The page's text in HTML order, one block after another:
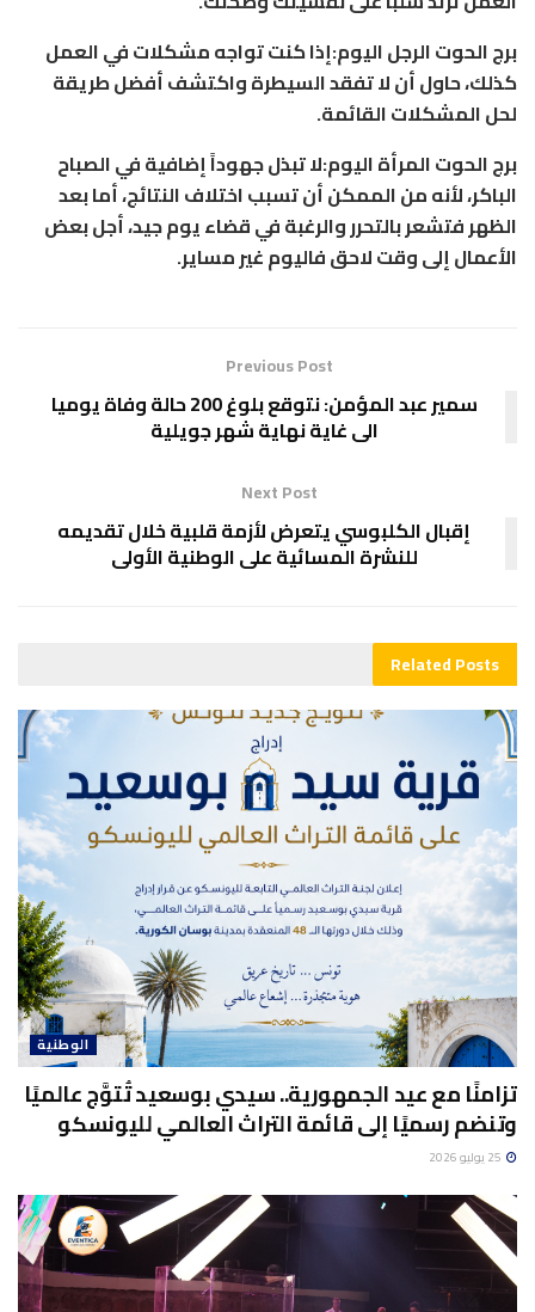
برج الحوت الرجل اليوم:إذا كنت تواجه مشكلات في العمل
كذلك، حاول أن لا تفقد السيطرة واكتشف أفضل طريقة
لحل المشكلات القائمة.
برج الحوت المرأة اليوم:لا تبذل جهوداً إضافية في الصباح
الباكر، لأنه من الممكن أن تسبب اختلاف النتائج، أما بعد
الظهر فتشعر بالتحرر والرغبة في قضاء يوم جيد، أجل بعض
الأعمال إلى وقت لاحق فاليوم غير مساير.
Previous Post
سمير عبد المؤمن: نتوقع بلوغ 200 حالة وفاة يوميا
الى غاية نهاية شهر جويلية
Next Post
إقبال الكلبوسي يتعرض لأزمة قلبية خلال تقديمه
للنشرة المسائية على الوطنية الأولى
RelatedPosts
الوطنية
تزامنًا مع عيد الجمهورية.. سيدي بوسعيد تُتوَّج عالميًا
وتنضم رسميًا إلى قائمة التراث العالمي لليونسكو